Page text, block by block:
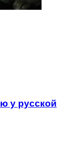
у русской